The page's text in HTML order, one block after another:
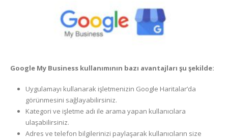
Google My Business kullanımının bazı avantajları şu şekilde:
Uygulamayı kullanarak işletmenizin Google Haritalar’da
görünmesini sağlayabilirsiniz.
Kategori ve işletme adı ile arama yapan kullanıcılara
ulaşabilirsiniz.
Adres ve telefon bilgilerinizi paylaşarak kullanıcıların size